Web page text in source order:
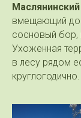
вмещающий до
сосновый бор,
Ухоженная
в лесу рядом
круглогодично.